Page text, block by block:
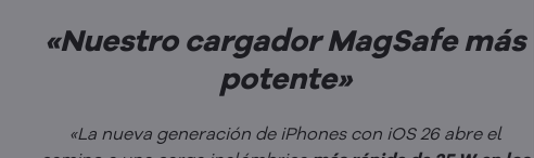
«Nuestro cargador MagSafe más
potente»
«La nueva generación de iPhones con iOS 26 abre el